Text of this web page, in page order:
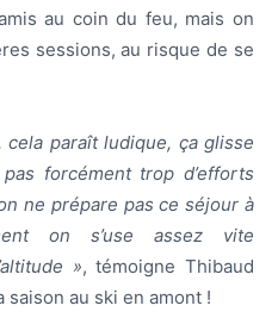
au coin du feu, mais on
sessions, au risque de se
paraît ludique, ça glisse
forcément trop d’efforts
ne prépare pas ce séjour à
on s’use assez vite
», témoigne Thibaud
saison au ski en amont !